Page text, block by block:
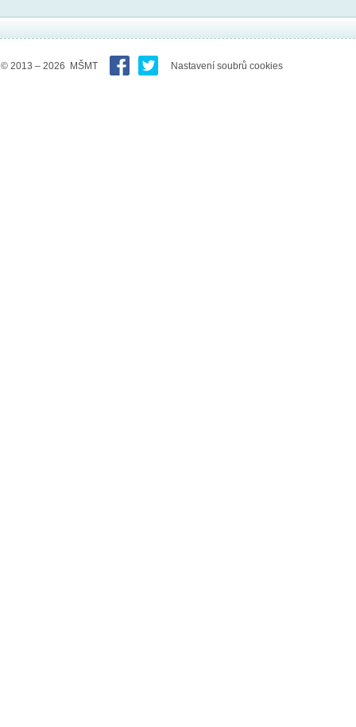
© 2013 – 2026 MŠMT Nastavení soubrů cookies